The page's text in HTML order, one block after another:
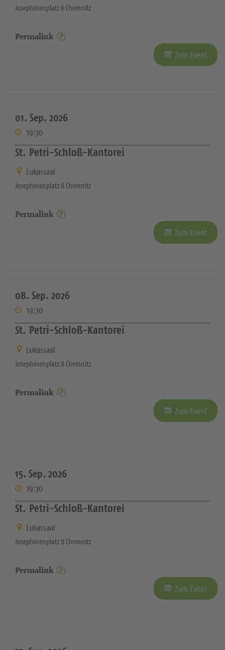
Josephinenplatz 8 Chemnitz
Permalink
Zum Event
01. Sep. 2026
19:30
St. Petri-Schloß-Kantorei
Lukassaal
Josephinenplatz 8 Chemnitz
Permalink
Zum Event
08. Sep. 2026
19:30
St. Petri-Schloß-Kantorei
Lukassaal
Josephinenplatz 8 Chemnitz
Permalink
Zum Event
15. Sep. 2026
19:30
St. Petri-Schloß-Kantorei
Lukassaal
Josephinenplatz 8 Chemnitz
Permalink
Zum Event